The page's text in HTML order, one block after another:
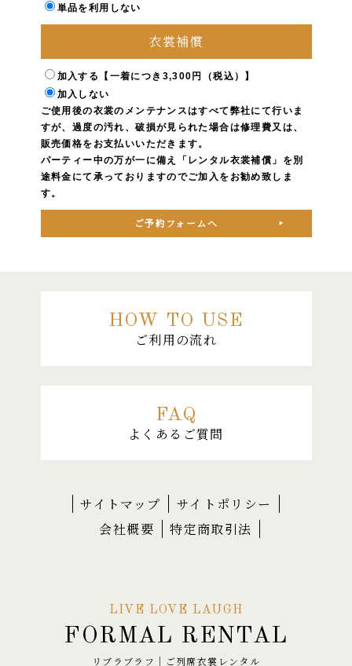
単品を利用しない
衣裳補償
加入する【一着につき3,300円（税込）】
加入しない
ご使用後の衣裳のメンテナンスはすべて弊社にて行いま
すが、過度の汚れ、破損が見られた場合は修理費又は、
販売価格をお支払いいただきます。
パーティー中の万が一に備え「レンタル衣裳補償」を別
途料金にて承っておりますのでご加入をお勧め致しま
す。
ご予約フォームへ
HOW TO USE
ご利用の流れ
FAQ
よくあるご質問
サイトマップ
サイトポリシー
会社概要
特定商取引法
LIVE LOVE LAUGH
FORMAL RENTAL
リブラブラフ｜ご列席衣裳レンタル